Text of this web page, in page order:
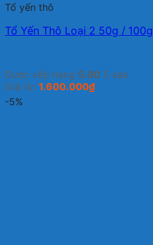
Tổ yến thô
Tổ Yến Thô Loại 2 50g / 100g
Được xếp hạng 5.00 5 sao
Giá từ: 1.600.000₫
-5%